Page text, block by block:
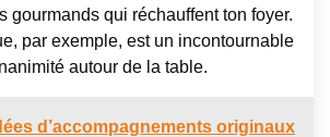
gourmands qui réchauffent ton foyer.
par exemple, est un incontournable
autour de la table.
d’accompagnements originaux